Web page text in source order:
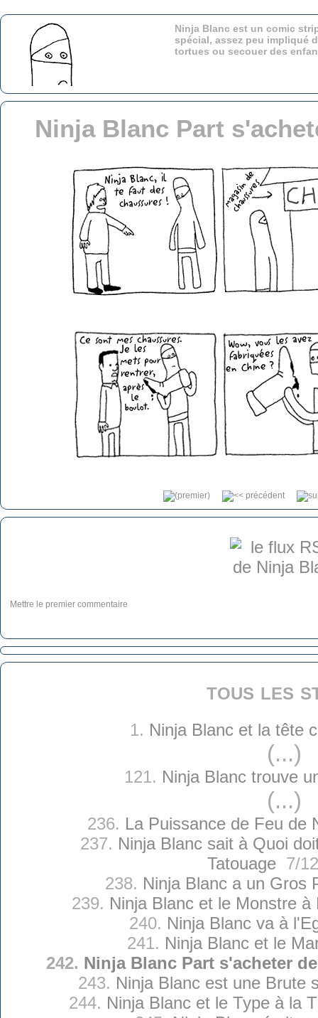
Ninja Blanc est un comic
spécial, assez peu impliqué
tortues ou secouer des
Ninja Blanc Part
Mettre le premier commentaire
tous les
1. Ninja Blanc et la tête
(...)
121. Ninja Blanc trouve
(...)
236. La Puissance de Feu de
237. Ninja Blanc sait à Quoi
Tatouage 7/
238. Ninja Blanc a un Gros
239. Ninja Blanc et le Monstre à
240. Ninja Blanc va à
241. Ninja Blanc et le
242. Ninja Blanc Part s'acheter
243. Ninja Blanc est une Brute
244. Ninja Blanc et le Type à la